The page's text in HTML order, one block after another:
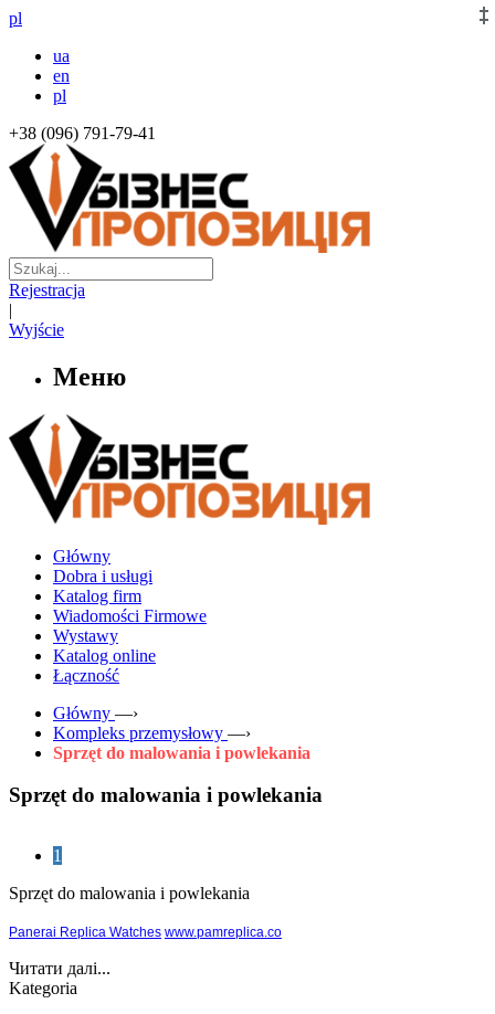
pl
ua
en
pl
+38 (096) 791-79-41
Rejestracja
|
Wyjście
Меню
Główny
Dobra i usługi
Katalog firm
Wiadomości Firmowe
Wystawy
Katalog online
Łączność
Główny —›
Kompleks przemysłowy —›
Sprzęt do malowania i powlekania
Sprzęt do malowania i powlekania
1
Sprzęt do malowania i powlekania
Panerai Replica Watches www.pamreplica.co
Читати далі...
Kategoria